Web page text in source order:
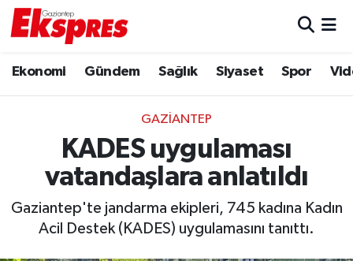
Ekonomi Gündem Sağlık Siyaset Spor
GAZIANTEP
KADES uygulaması
vatandaşlara anlatıldı
Gaziantep'te jandarma ekipleri, 745 kadına Kadın
Acil Destek (KADES) uygulamasını tanıttı.
Ekonomi
Gaziantep son dakika
Genel
Gündem
Trafik Durumu
Puan Durumu ve Fikstür
Tüm Manşetler
Son Dakika Haberleri